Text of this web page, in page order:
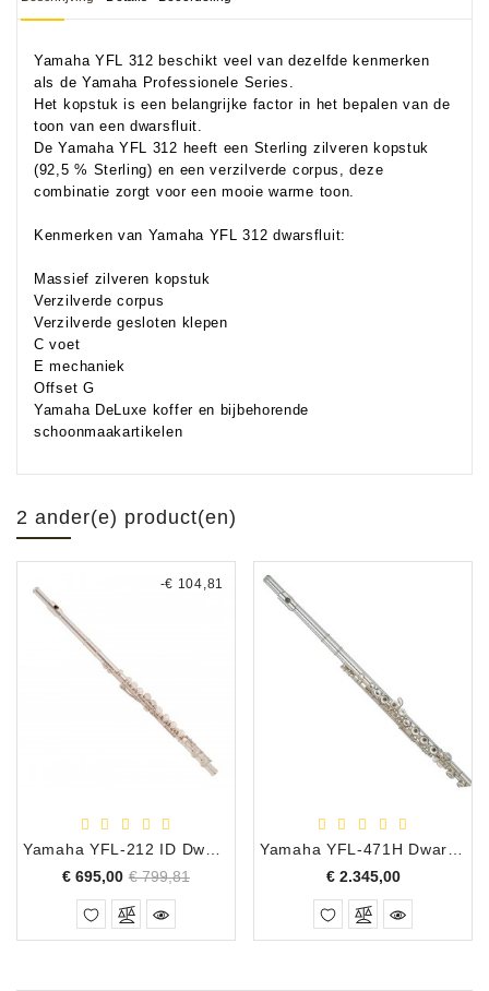
Yamaha YFL 312 beschikt veel van dezelfde kenmerken
als de Yamaha Professionele Series.
Het kopstuk is een belangrijke factor in het bepalen van de
toon van een dwarsfluit.
De Yamaha YFL 312 heeft een Sterling zilveren kopstuk
(92,5 % Sterling) en een verzilverde corpus, deze
combinatie zorgt voor een mooie warme toon.
Kenmerken van Yamaha YFL 312 dwarsfluit:
Massief zilveren kopstuk
Verzilverde corpus
Verzilverde gesloten klepen
C voet
E mechaniek
Offset G
Yamaha DeLuxe koffer en bijbehorende
schoonmaakartikelen
2 ander(e) product(en)
-€ 104,81
€ 695,00 Normale
prijs
€ 799,81Prijs
€ 2.345,00Prijs